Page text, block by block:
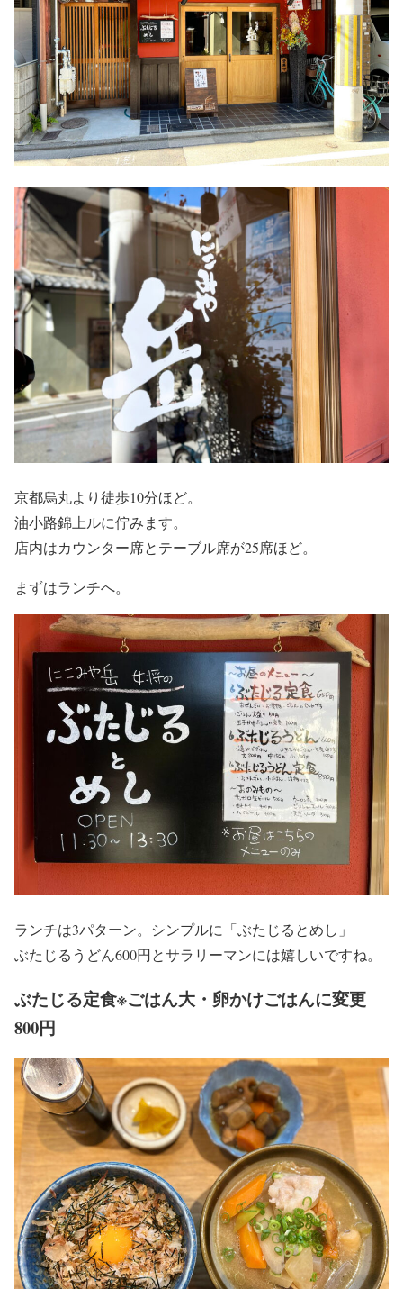
京都烏丸より徒歩10分ほど。
油小路錦上ルに佇みます。
店内はカウンター席とテーブル席が25席ほど。
まずはランチへ。
ランチは3パターン。シンプルに「ぶたじるとめし」
ぶたじるうどん600円とサラリーマンには嬉しいですね。
ぶたじる定食※ごはん大・卵かけごはんに変更
800円